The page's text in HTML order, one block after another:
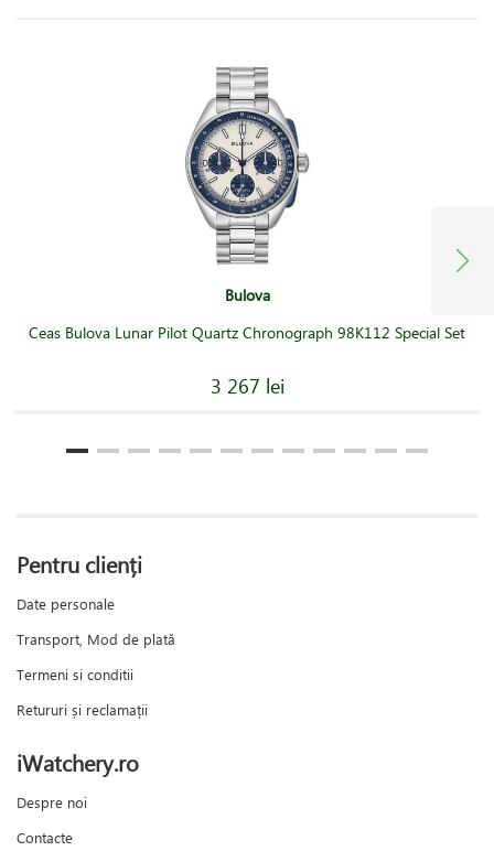
Bulova
Ceas Bulova Lunar Pilot Quartz Chronograph 98K112 Special Set
3 267 lei
Pentru clienți
Date personale
Transport, Mod de plată
Termeni si conditii
Retururi și reclamații
iWatchery.ro
Despre noi
Contacte